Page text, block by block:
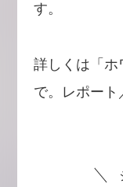
す。
詳しくは「ホ
で。レポート